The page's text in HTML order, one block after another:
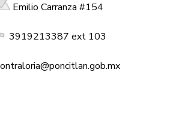
Emilio Carranza #154
3919213387 ext 103